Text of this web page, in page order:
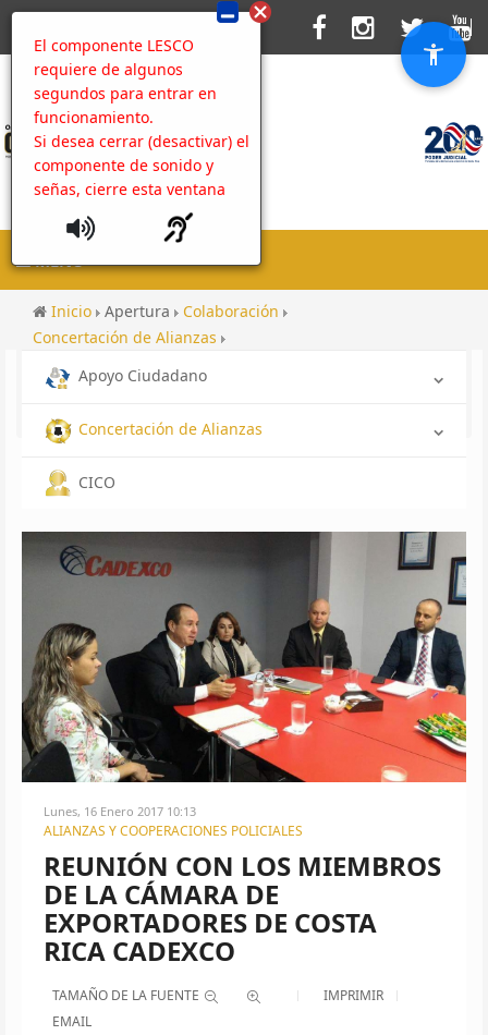
El componente LESCO
requiere de algunos
segundos para entrar en
funcionamiento.
Si desea cerrar (desactivar) el
componente de sonido y
señas, cierre esta ventana
MENU
Inicio Apertura
Colaboración
Concertación de Alianzas
Alianzas y Cooperación Policial
Reunión con los miembros de la Cámara de Exportadores
de Costa Rica CADEXCO
Apoyo Ciudadano
Concertación de Alianzas
CICO
Lunes, 16 Enero 2017 10:13
ALIANZAS Y COOPERACIONES POLICIALES
REUNIÓN CON LOS MIEMBROS
DE LA CÁMARA DE
EXPORTADORES DE COSTA
RICA CADEXCO
TAMAÑO DE LA FUENTE
IMPRIMIR
EMAIL